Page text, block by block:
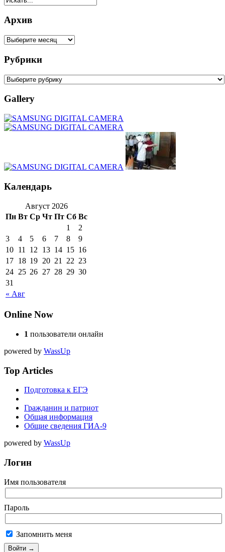
Архив
Рубрики
Gallery
Календарь
Август 2026
Пн Вт Ср Чт Пт Сб Вс
« Авг
1
2
3
4 5 6 7 8
9
10 11 12 13 14 15 16
17 18 19 20 21 22 23
24 25 26 27 28 29 30
31
Online Now
1 пользователи онлайн
powered by WassUp
Top Articles
Подготовка к ЕГЭ
Гражданин и патриот
Общая информация
Общие сведения ГИА-9
powered by WassUp
Логин
Имя пользователя
Пароль
Запомнить меня